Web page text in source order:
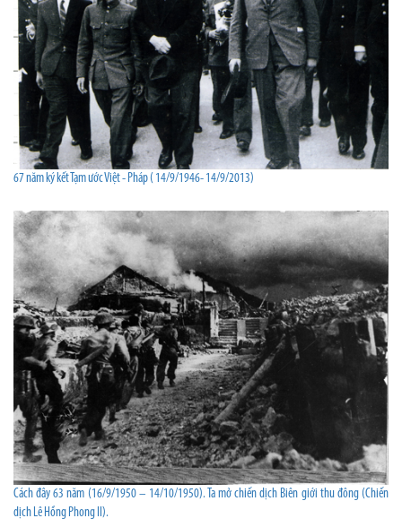
67 năm ký kết Tạm ước Việt - Pháp ( 14/9/1946- 14/9/2013)
Cách đây 63 năm (16/9/1950 – 14/10/1950). Ta mở chiến dịch Biên giới thu đông (Chiến
dịch Lê Hồng Phong II).